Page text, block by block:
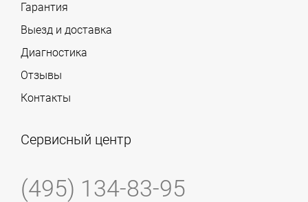
Гарантия
Выезд и доставка
Диагностика
Отзывы
Контакты
Сервисный центр
(495) 134-83-95